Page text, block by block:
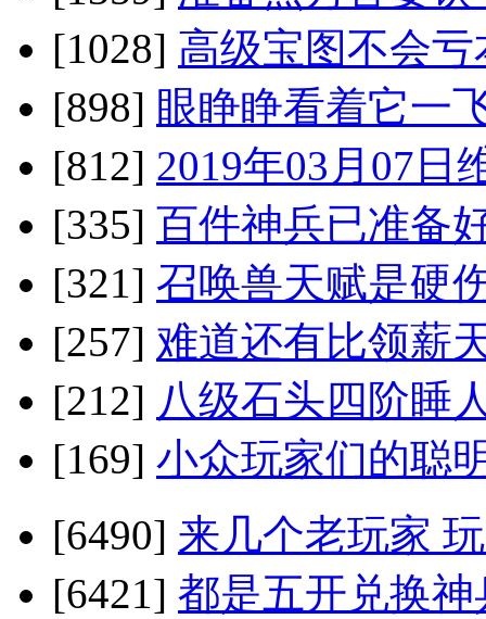
[1028] 高级宝图不会
[898] 眼睁睁看着它一
[812] 2019年03月07日
[335] 百件神兵已准备
[321] 召唤兽天赋是硬
[257] 难道还有比领薪
[212] 八级石头四阶睡
[169] 小众玩家们的聪
[6490] 来几个老玩家
[6421] 都是五开兑换